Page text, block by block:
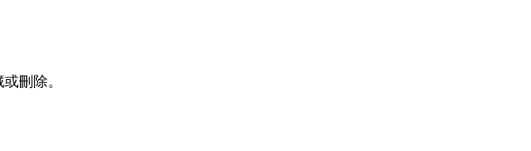
刪除。